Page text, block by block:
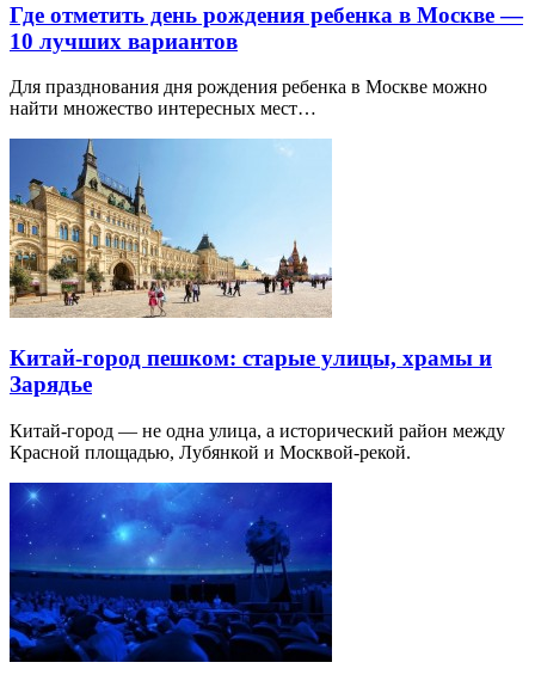
Где отметить день рождения ребенка в Москве —
10 лучших вариантов
Для празднования дня рождения ребенка в Москве можно
найти множество интересных мест…
Китай-город пешком: старые улицы, храмы и
Зарядье
Китай-город — не одна улица, а исторический район между
Красной площадью, Лубянкой и Москвой-рекой.